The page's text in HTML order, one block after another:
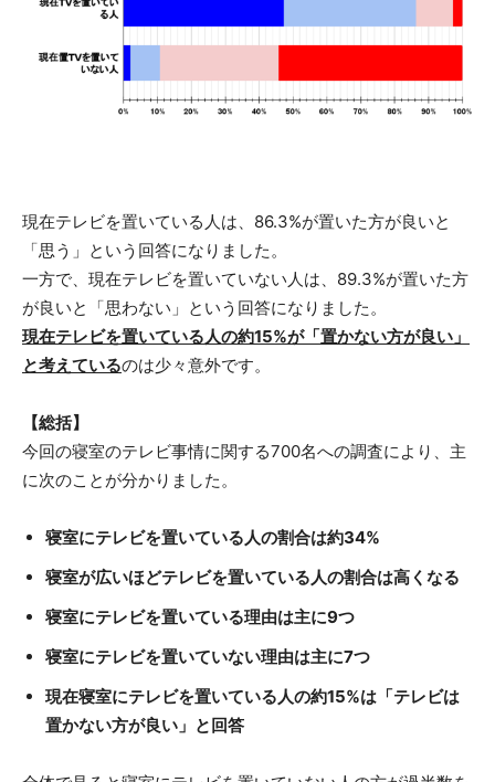
現在テレビを置いている人は、86.3%が置いた方が良いと
「思う」という回答になりました。
一方で、現在テレビを置いていない人は、89.3%が置いた方
が良いと「思わない」という回答になりました。
現在テレビを置いている人の約15%が「置かない方が良い」
と考えているのは少々意外です。
【総括】
今回の寝室のテレビ事情に関する700名への調査により、主
に次のことが分かりました。
寝室にテレビを置いている人の割合は約34%
寝室が広いほどテレビを置いている人の割合は高くなる
寝室にテレビを置いている理由は主に9つ
寝室にテレビを置いていない理由は主に7つ
現在寝室にテレビを置いている人の約15%は「テレビは
置かない方が良い」と回答